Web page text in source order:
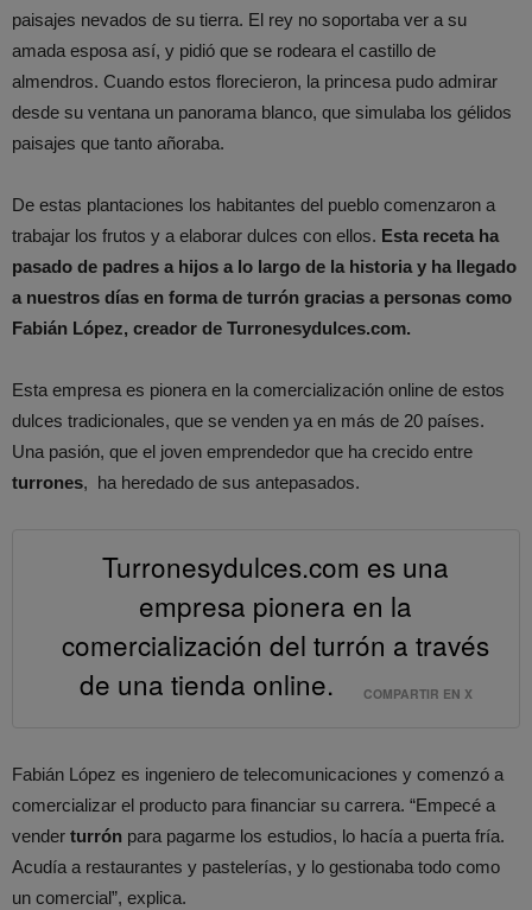
paisajes nevados de su tierra. El rey no soportaba ver a su
amada esposa así, y pidió que se rodeara el castillo de
almendros. Cuando estos florecieron, la princesa pudo admirar
desde su ventana un panorama blanco, que simulaba los gélidos
paisajes que tanto añoraba.
De estas plantaciones los habitantes del pueblo comenzaron a
trabajar los frutos y a elaborar dulces con ellos. Esta receta ha
pasado de padres a hijos a lo largo de la historia y ha llegado
a nuestros días en forma de turrón gracias a personas como
Fabián López, creador de Turronesydulces.com.
Esta empresa es pionera en la comercialización online de estos
dulces tradicionales, que se venden ya en más de 20 países.
Una pasión, que el joven emprendedor que ha crecido entre
turrones, ha heredado de sus antepasados.
Turronesydulces.com es una
empresa pionera en la
comercialización del turrón a través
de una tienda online.
COMPARTIR EN X
Fabián López es ingeniero de telecomunicaciones y comenzó a
comercializar el producto para financiar su carrera. “Empecé a
vender turrón para pagarme los estudios, lo hacía a puerta fría.
Acudía a restaurantes y pastelerías, y lo gestionaba todo como
un comercial”, explica.